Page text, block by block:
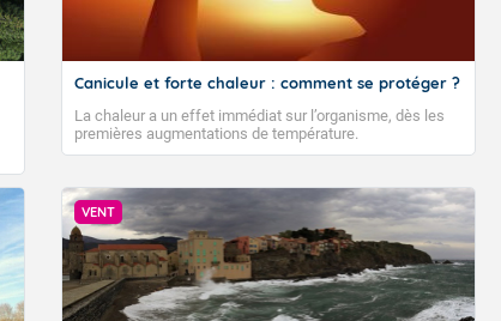
Canicule et forte chaleur : comment se protéger ?
La chaleur a un effet immédiat sur l’organisme, dès les
premières augmentations de température.
VENT